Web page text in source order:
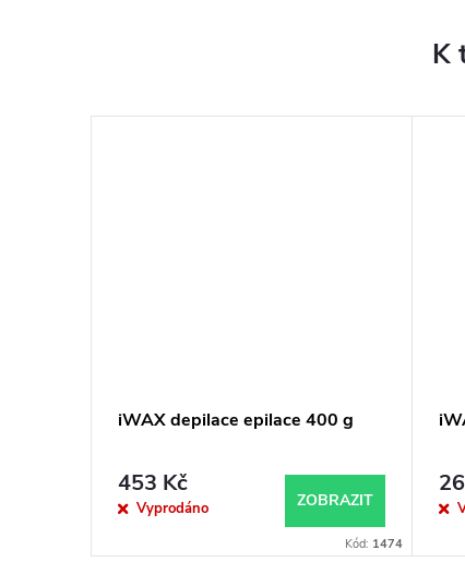
K
iWAX depilace epilace 400 g
453 Kč
Vyprodáno ZOBRAZIT
Kód: 1474